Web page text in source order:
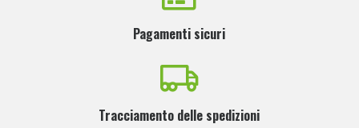
Pagamenti sicuri
Tracciamento delle spedizioni